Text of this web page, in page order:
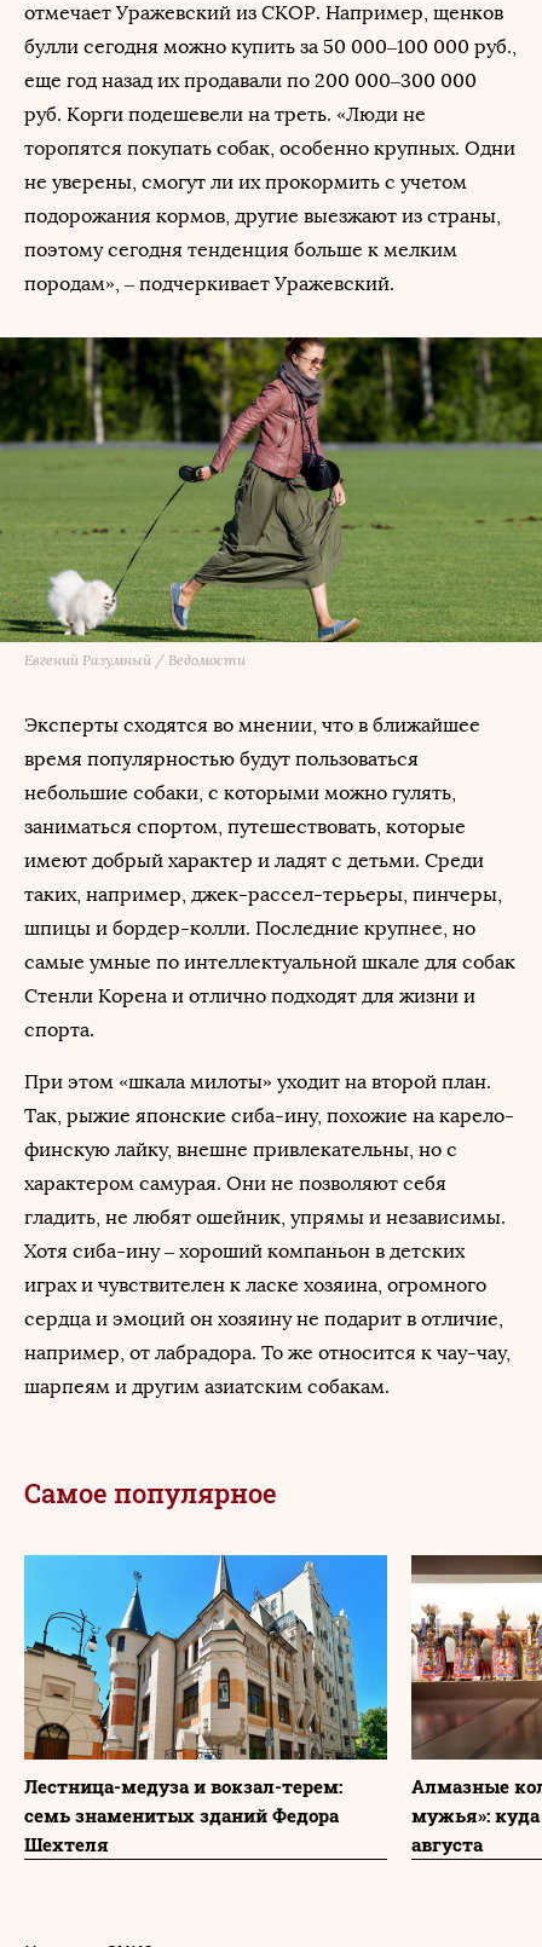
отмечает Уражевский из СКОР. Например, щенков
булли сегодня можно купить за 50 000–100 000 руб.,
еще год назад их продавали по 200 000–300 000
руб. Корги подешевели на треть. «Люди не
торопятся покупать собак, особенно крупных. Одни
не уверены, смогут ли их прокормить с учетом
подорожания кормов, другие выезжают из страны,
поэтому сегодня тенденция больше к мелким
породам», – подчеркивает Уражевский.
Евгений Разумный / Ведомости
Эксперты сходятся во мнении, что в ближайшее
время популярностью будут пользоваться
небольшие собаки, с которыми можно гулять,
заниматься спортом, путешествовать, которые
имеют добрый характер и ладят с детьми. Среди
таких, например, джек-рассел-терьеры, пинчеры,
шпицы и бордер-колли. Последние крупнее, но
самые умные по интеллектуальной шкале для собак
Стенли Корена и отлично подходят для жизни и
спорта.
При этом «шкала милоты» уходит на второй план.
Так, рыжие японские сиба-ину, похожие на карело-
финскую лайку, внешне привлекательны, но с
характером самурая. Они не позволяют себя
гладить, не любят ошейник, упрямы и независимы.
Хотя сиба-ину – хороший компаньон в детских
играх и чувствителен к ласке хозяина, огромного
сердца и эмоций он хозяину не подарит в отличие,
например, от лабрадора. То же относится к чау-чау,
шарпеям и другим азиатским собакам.
Самое популярное
Лестница-медуза и вокзал-терем:
семь знаменитых зданий Федора
Шехтеля
Алмазные
мужья»:
августа